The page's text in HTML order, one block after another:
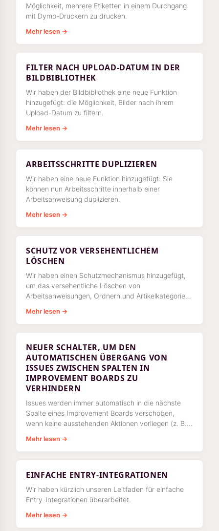
Möglichkeit, mehrere Etiketten in einem Durchgang
mit Dymo-Druckern zu drucken.
Mehr lesen →
FILTER NACH UPLOAD-DATUM IN DER
BILDBIBLIOTHEK
Wir haben der Bildbibliothek eine neue Funktion
hinzugefügt: die Möglichkeit, Bilder nach ihrem
Upload-Datum zu filtern.
Mehr lesen →
ARBEITSSCHRITTE DUPLIZIEREN
Wir haben eine neue Funktion hinzugefügt: Sie
können nun Arbeitsschritte innerhalb einer
Arbeitsanweisung duplizieren.
Mehr lesen →
SCHUTZ VOR VERSEHENTLICHEM
LÖSCHEN
Wir haben einen Schutzmechanismus hinzugefügt,
um das versehentliche Löschen von
Arbeitsanweisungen, Ordnern und Artikelkategorien
Mehr lesen →
NEUER SCHALTER, UM DEN
AUTOMATISCHEN ÜBERGANG VON
ISSUES ZWISCHEN SPALTEN IN
IMPROVEMENT BOARDS ZU
VERHINDERN
Issues werden immer automatisch in die nächste
Spalte eines Improvement Boards verschoben,
wenn keine ausstehenden Aktionen vorliegen (z. B.
Mehr lesen →
EINFACHE ENTRY-INTEGRATIONEN
Wir haben kürzlich unseren Leitfaden für einfache
Entry-Integrationen überarbeitet.
Mehr lesen →